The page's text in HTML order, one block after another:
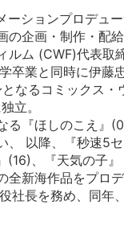
ションプロデュー
の企画・制作・配
ルム (CWF)代表取
卒業と同時に伊藤
なるコミックス・
立。
る『ほしのこえ』
、 以降、『秒速5
(16)、『天気の子
新海作品をプロデ
社長を務め、同年